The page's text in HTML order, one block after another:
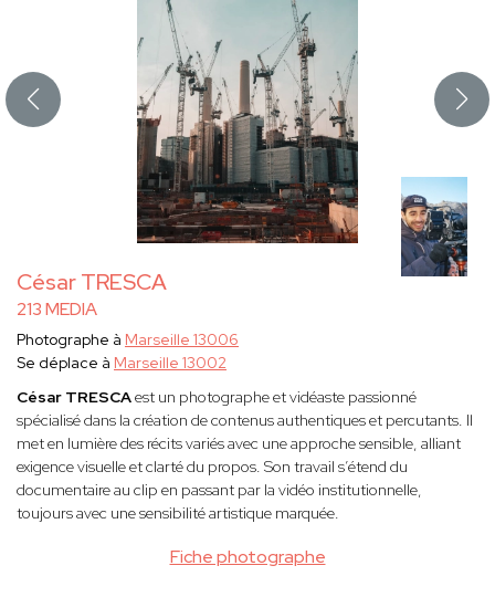
César TRESCA
213 MEDIA
Fiche photographe
Photographe à Marseille 13006
Se déplace à Marseille 13002
César TRESCAest un photographe et vidéaste passionné
spécialisé dans la création de contenus authentiques et percutants. Il
met en lumière des récits variés avec une approche sensible, alliant
exigence visuelle et clarté du propos. Son travail s’étend du
documentaire au clip en passant par la vidéo institutionnelle,
toujours avec une sensibilité artistique marquée.